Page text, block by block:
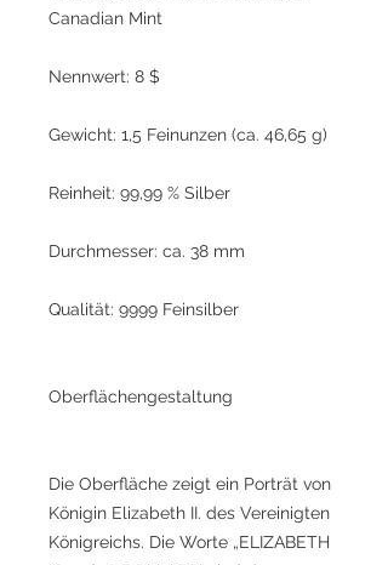
Canadian Mint
Nennwert: 8 $
Gewicht: 1,5 Feinunzen (ca. 46,65 g)
Reinheit: 99,99 % Silber
Durchmesser: ca. 38 mm
Qualität: 9999 Feinsilber
Oberflächengestaltung
Die Oberfläche zeigt ein Porträt von
Königin Elizabeth II. des Vereinigten
Königreichs. Die Worte „ELIZABETH